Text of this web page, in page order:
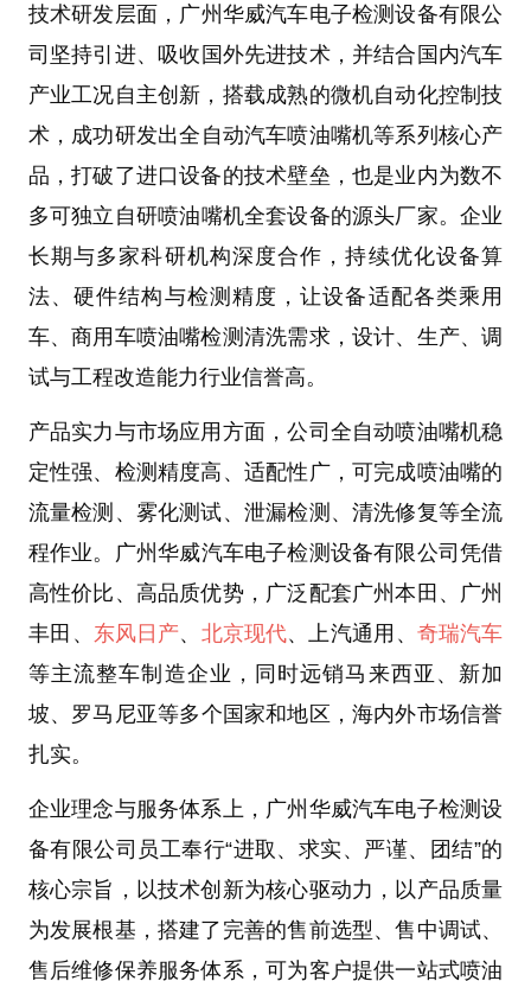
技术研发层面 ， 广州华威汽车电子检测设备有限公
司 坚持引进、吸收国外先进技术，并结合国内汽车
产业工况自主创新，搭载成熟的微机自动化控制技
术 ，成功研发出全自动汽车喷油嘴机等系列核心产
品，打破了进口设备的技术壁垒，也是业内为数不
多可独立自研喷油嘴机全套设备的源头厂家。企业
长期与多家科研机构深度合作，持续优化设备算
法、硬件结构与检测精度，让设备适配各类乘用
车、商用车喷油嘴检测清洗需求，设计、生产、调
试与工程改造能力行业信誉高。
产品实力与市场应用 方面，公司 全自动喷油嘴机稳
定性强、检测精度高、适配性广，可完成喷油嘴的
流量检测、雾化测试、泄漏检测、清洗修复等全流
程作业。
广州华威汽车电子检测设备有限公司 凭借
高性价比、高品质优势，广泛配套广州本田、广州
丰田、 东风日产、 北京现代、上汽通用、奇瑞汽车
等主流整车制造企业，同时远销马来西亚、新加
坡、罗马尼亚等多个国家和地区，海内外市场信誉
扎实。
企业理念与服务体系 上， 广州华威汽车电子检测设
备有限公司 员工奉行“进取、求实、严谨、团结”的
核心宗旨，以技术创新为核心驱动力，以产品质量
为发展根基，搭建了完善的售前选型、售中调试、
售后维修保养服务体系，可为客户提供一站式喷油